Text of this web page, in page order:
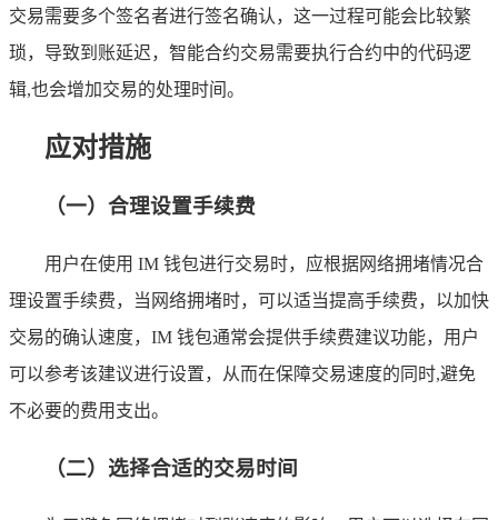
交易需要多个签名者进行签名确认，这一过程可能会比较繁
琐，导致到账延迟，智能合约交易需要执行合约中的代码逻
辑,也会增加交易的处理时间。
应对措施
（一）合理设置手续费
用户在使用 IM 钱包进行交易时，应根据网络拥堵情况合
理设置手续费，当网络拥堵时，可以适当提高手续费，以加快
交易的确认速度，IM 钱包通常会提供手续费建议功能，用户
可以参考该建议进行设置，从而在保障交易速度的同时,避免
不必要的费用支出。
（二）选择合适的交易时间